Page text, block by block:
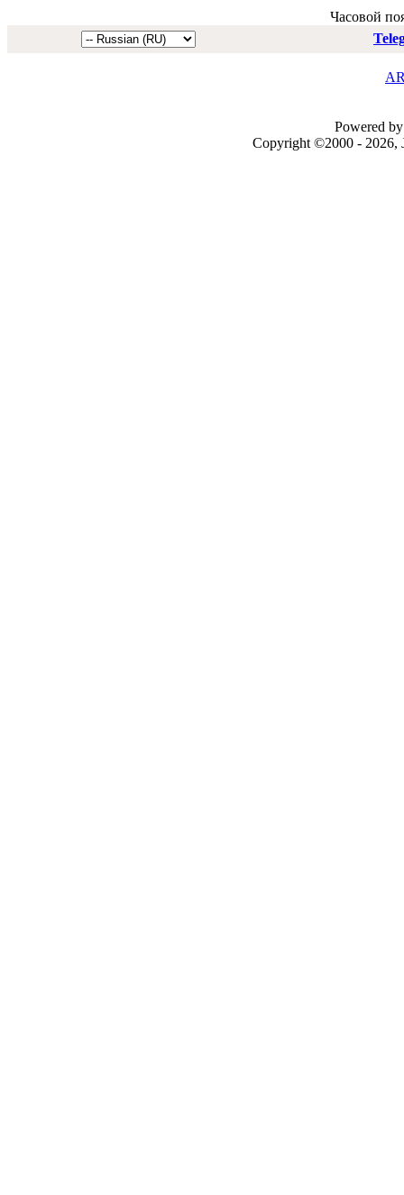
Часовой
Powered
Copyright ©2000 - 2026,